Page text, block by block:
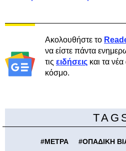
Ακολουθήστε το
να είστε πάντα
τις ειδήσεις και τα
κόσμο.
#ΜΕΤΡΑ #ΟΠΑΔΙΚΗ